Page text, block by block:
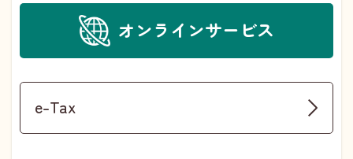
オンラインサービス
e-Tax